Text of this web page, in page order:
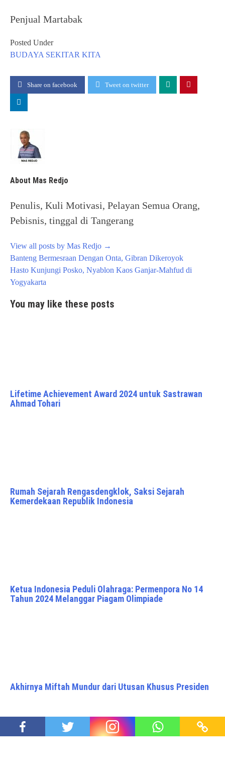
Penjual Martabak
Posted Under
BUDAYA SEKITAR KITA
Share on facebook Tweet on twitter
About Mas Redjo
Penulis, Kuli Motivasi, Pelayan Semua Orang,
Pebisnis, tinggal di Tangerang
View all posts by Mas Redjo →
Post
navigation
Banteng Bermesraan Dengan Onta, Gibran Dikeroyok
Hasto Kunjungi Posko, Nyablon Kaos Ganjar-Mahfud di
Yogyakarta
You may like these posts
Lifetime Achievement Award 2024 untuk Sastrawan
Ahmad Tohari
Rumah Sejarah Rengasdengklok, Saksi Sejarah
Kemerdekaan Republik Indonesia
Ketua Indonesia Peduli Olahraga: Permenpora No 14
Tahun 2024 Melanggar Piagam Olimpiade
Akhirnya Miftah Mundur dari Utusan Khusus Presiden